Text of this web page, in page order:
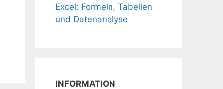
Excel: Formeln, Tabellen
und Datenanalyse
INFORMATION